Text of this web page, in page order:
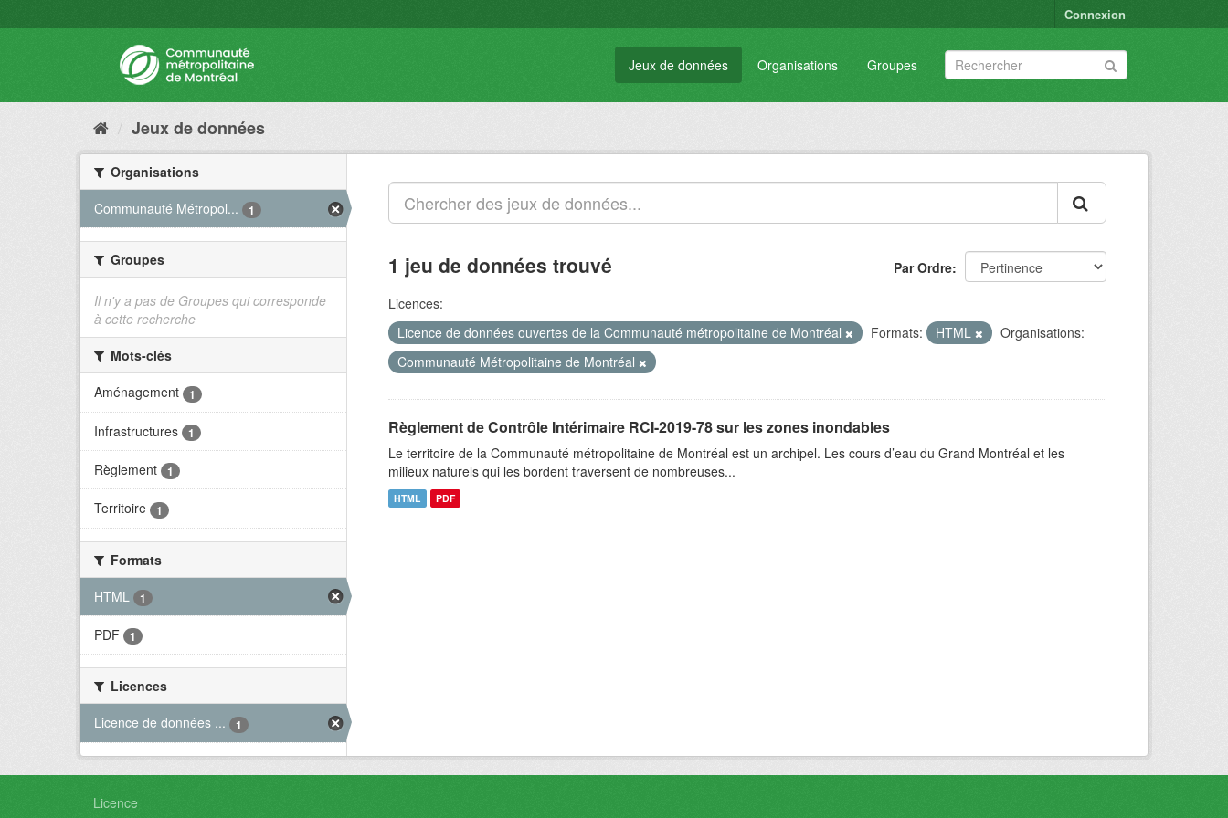
Connexion
Jeux de données Organisations Groupes
Jeux de données
Organisations
Communauté Métropol...
1
Groupes
Il n'y a pas de Groupes qui corresponde
à cette recherche
Mots-clés
Aménagement
1
Infrastructures 1
Règlement 1
Territoire 1
Formats
HTML
1
PDF 1
Licences
Licence de données ...
1
Par Ordre
1 jeu de données trouvé
Licences:
Licence de données ouvertes de la Communauté métropolitaine de Montréal
Formats: HTML
Organisations:
Communauté Métropolitaine de Montréal
Règlement de Contrôle Intérimaire RCI-2019-78 sur les zones inondables
Le territoire de la Communauté métropolitaine de Montréal est un archipel. Les cours d’eau du Grand Montréal et les
milieux naturels qui les bordent traversent de nombreuses...
HTML PDF
Licence